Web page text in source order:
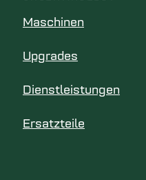
Maschinen
Upgrades
Dienstleistungen
Ersatzteile